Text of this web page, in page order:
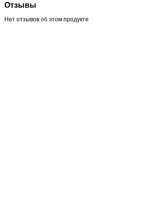
Отзывы
Нет отзывов об этом продукте